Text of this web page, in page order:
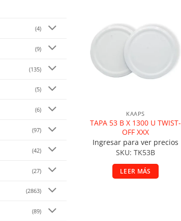
(4)
(9)
(135)
(5)
(6)
(97)
(42)
(27)
(2863)
(89)
Añadir a la lista de deseos
KAAPS
TAPA 53 B X 1300 U TWIST-
OFF XXX
Ingresar para ver precios
SKU: TK53B
LEER MÁS